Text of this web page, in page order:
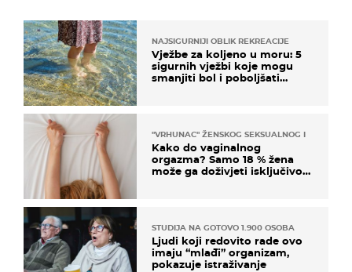
NAJSIGURNIJI OBLIK REKREACIJE
Vježbe za koljeno u moru: 5
sigurnih vježbi koje mogu
smanjiti bol i poboljšati
"VRHUNAC" ŽENSKOG SEKSUALNOG ISKUSTVA
Kako do vaginalnog
orgazma? Samo 18 % žena
može ga doživjeti isključivo
STUDIJA NA GOTOVO 1.900 OSOBA
Ljudi koji redovito rade ovo
imaju “mlađi” organizam,
pokazuje istraživanje